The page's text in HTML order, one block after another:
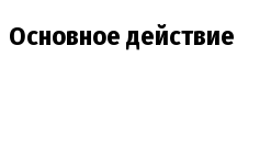
Основное действие